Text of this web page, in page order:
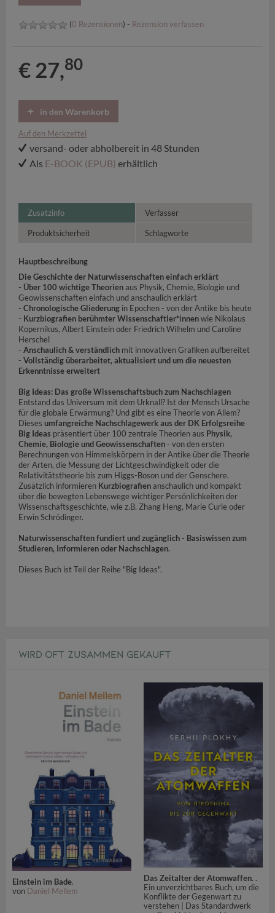
(0 Rezensionen) - Rezension verfassen
€ 27,80
in den Warenkorb
Auf den Merkzettel
versand- oder abholbereit in 48 Stunden
Als E-BOOK (EPUB) erhältlich
Zusatzinfo Verfasser
Produktsicherheit Schlagworte
Hauptbeschreibung
Die Geschichte der Naturwissenschaften einfach erklärt
- Über 100 wichtige Theorienaus Physik, Chemie, Biologie und
Geowissenschaften einfach und anschaulich erklärt
- Chronologische Gliederung in Epochen - von der Antike bis heute
- Kurzbiografien berühmter Wissenschaftler*innenwie Nikolaus
Kopernikus, Albert Einstein oder Friedrich Wilhelm und Caroline
Herschel
- Anschaulich & verständlich mit innovativen Grafiken aufbereitet
- Vollständig überarbeitet, aktualisiert und um die neuesten
Erkenntnisse erweitert
Big Ideas: Das große Wissenschaftsbuch zum Nachschlagen
Entstand das Universum mit dem Urknall? Ist der Mensch Ursache
für die globale Erwärmung? Und gibt es eine Theorie von Allem?
Dieses umfangreiche Nachschlagewerk aus der DK Erfolgsreihe
Big Ideas präsentiert über 100 zentrale Theorien aus Physik,
Chemie, Biologie und Geowissenschaften- von den ersten
Berechnungen von Himmelskörpern in der Antike über die Theorie
der Arten, die Messung der Lichtgeschwindigkeit oder die
Relativitätstheorie bis zum Higgs-Boson und der Genschere.
Zusätzlich informieren Kurzbiografienanschaulich und kompakt
über die bewegten Lebenswege wichtiger Persönlichkeiten der
Wissenschaftsgeschichte, wie z.B. Zhang Heng, Marie Curie oder
Erwin Schrödinger.
Naturwissenschaften fundiert und zugänglich - Basiswissen zum
Studieren, Informieren oder Nachschlagen.
Dieses Buch ist Teil der Reihe "Big Ideas".
WIRD OFT ZUSAMMEN GEKAUFT
Einstein im Bade.
von Daniel Mellem
Das Zeitalter der Atomwaffen. .
Ein unverzichtbares Buch, um die
Konflikte der Gegenwart zu
verstehen | Das Standardwerk